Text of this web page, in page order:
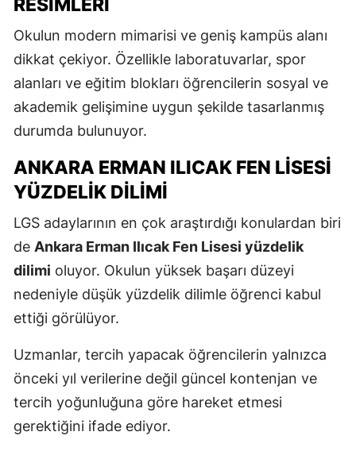
Okulun modern mimarisi ve geniş kampüs alanı
dikkat çekiyor. Özellikle laboratuvarlar, spor
alanları ve eğitim blokları öğrencilerin sosyal ve
akademik gelişimine uygun şekilde tasarlanmış
durumda bulunuyor.
ANKARA ERMAN ILICAK FEN LISESI
YÜZDELIK DILIMI
LGS adaylarının en çok araştırdığı konulardan biri
de Ankara Erman Ilıcak Fen Lisesi yüzdelik
dilimi oluyor. Okulun yüksek başarı düzeyi
nedeniyle düşük yüzdelik dilimle öğrenci kabul
ettiği görülüyor.
Uzmanlar, tercih yapacak öğrencilerin yalnızca
önceki yıl verilerine değil güncel kontenjan ve
tercih yoğunluğuna göre hareket etmesi
gerektiğini ifade ediyor.